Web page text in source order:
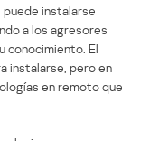
instalarse
a los agresores
conocimiento. El
instalarse, pero en
en remoto que